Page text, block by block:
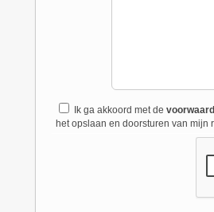
Ik ga akkoord met de
het opslaan en doorsturen van